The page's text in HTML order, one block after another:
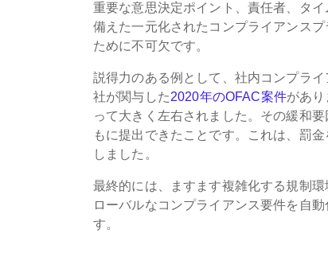
重要な意思決定ポイント、責任者、タ
備えた一元化されたコンプライアンス
ために不可欠です。
説得力のある例として、社内コンプラ
社が関与した2020年のOFAC案件があり
って大きく左右されました。その緩和
もに提出できたことです。これは、罰
しました。
最終的には、ますます複雑化する規制
ローバルなコンプライアンス要件を自
す。